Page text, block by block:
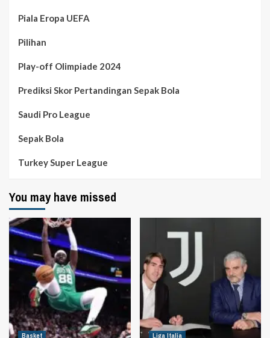
Piala Eropa UEFA
Pilihan
Play-off Olimpiade 2024
Prediksi Skor Pertandingan Sepak Bola
Saudi Pro League
Sepak Bola
Turkey Super League
You may have missed
Basket Liga Italia